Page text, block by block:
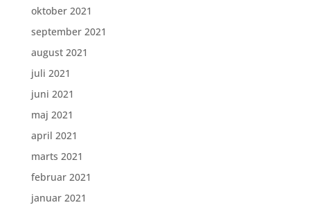
oktober 2021
september 2021
august 2021
juli 2021
juni 2021
maj 2021
april 2021
marts 2021
februar 2021
januar 2021